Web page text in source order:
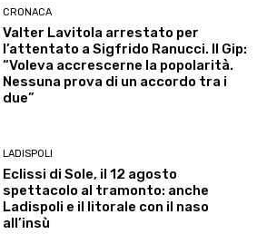
CRONACA
Valter Lavitola arrestato per
l’attentato a Sigfrido Ranucci. Il Gip:
“Voleva accrescerne la popolarità.
Nessuna prova di un accordo tra i
due”
LADISPOLI
Eclissi di Sole, il 12 agosto
spettacolo al tramonto: anche
Ladispoli e il litorale con il naso
all’insù